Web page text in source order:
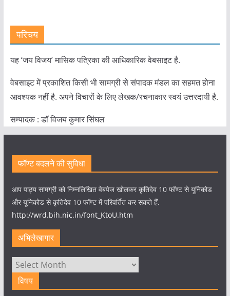
परिचय
यह ‘जय विजय’ मासिक पत्रिका की आधिकारिक वेबसाइट है.
वेबसाइट में प्रकाशित किसी भी सामग्री से संपादक मंडल का सहमत होना
आवश्यक नहीं है. अपने विचारों के लिए लेखक/रचनाकार स्वयं उत्तरदायी है.
सम्पादक : डाॅ विजय कुमार सिंघल
फॉण्ट बदलने की सुविधा
आप पाठ्य सामग्री को निम्नलिखित वेबपेज खोलकर कृतिदेव 10 फॉण्ट से यूनिकोड
और यूनिकोड से कृतिदेव 10 फॉण्ट में परिवर्तित कर सकते हैं.
http://wrd.bih.nic.in/font_KtoU.htm
अभिलेखागार
अभिलेखागार
विषय